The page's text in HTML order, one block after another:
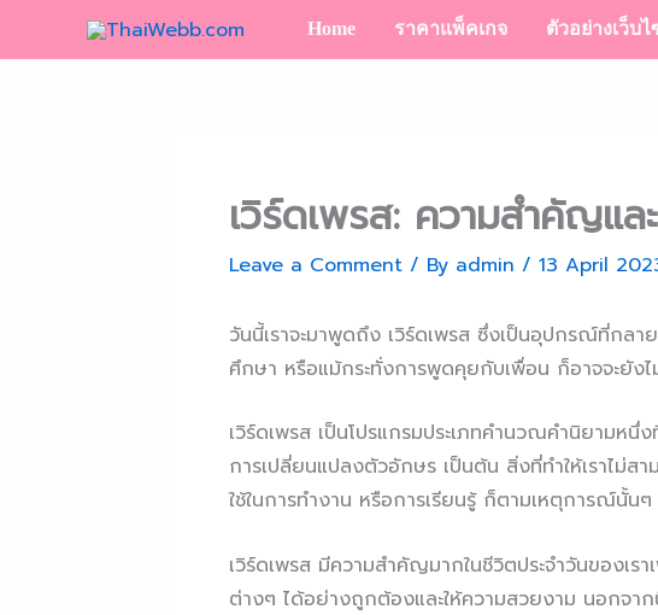
Home ราคาแพ็คเกจ ตัวอย่างเว็บ
เวิร์ดเพรส: ความสำคัญแล
Leave a Comment / By admin / 13 April
วันนี้เราจะมาพูดถึง เวิร์ดเพรส ซึ่งเป็นอุปกรณ์ที่กลาย
ศึกษา หรือแม้กระทั่งการพูดคุยกับเพื่อน ก็อาจจะยังไ
เวิร์ดเพรส เป็นโปรแกรมประเภทคำนวณคำนิยามห
การเปลี่ยนแปลงตัวอักษร เป็นต้น สิ่งที่ทำให้เราไม่ส
ใช้ในการทำงาน หรือการเรียนรู้ ก็ตามเหตุการณ์นั้น
เวิร์ดเพรส มีความสำคัญมากในชีวิตประจำวันของเร
ต่างๆ ได้อย่างถูกต้องและให้ความสวยงาม นอกจา